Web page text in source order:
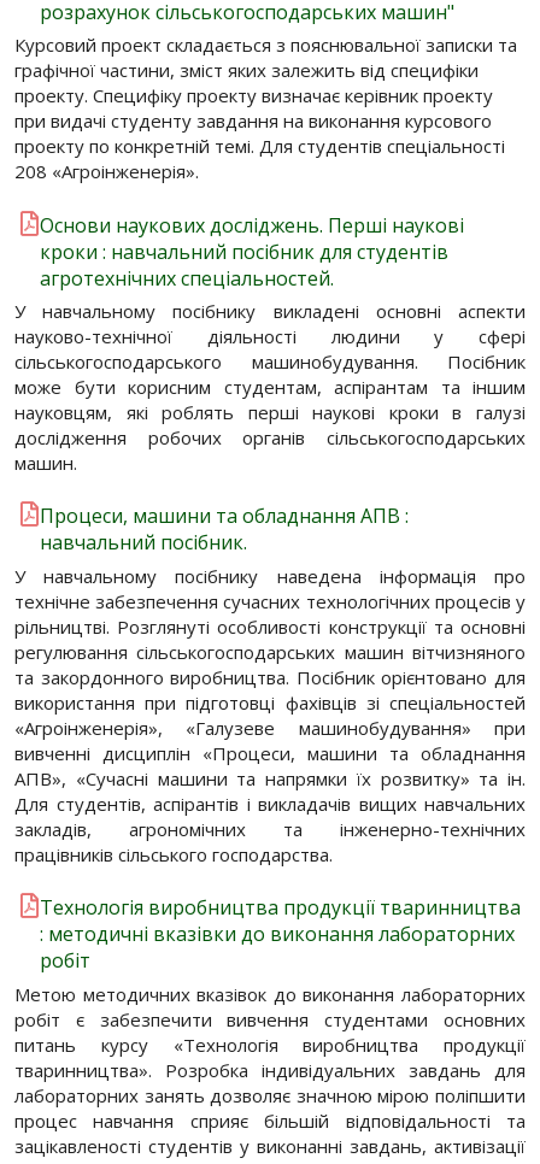
розрахунок сільськогосподарських машин"
Курсовий проект складається з пояснювальної записки та
графічної частини, зміст яких залежить від специфіки
проекту. Специфіку проекту визначає керівник проекту
при видачі студенту завдання на виконання курсового
проекту по конкретній темі. Для студентів спеціальності
208 «Агроінженерія».
Основи наукових досліджень. Перші наукові
кроки : навчальний посібник для студентів
агротехнічних спеціальностей.
У навчальному посібнику викладені основні аспекти
науково-технічної діяльності людини у сфері
сільськогосподарського машинобудування. Посібник
може бути корисним студентам, аспірантам та іншим
науковцям, які роблять перші наукові кроки в галузі
дослідження робочих органів сільськогосподарських
машин.
Процеси, машини та обладнання АПВ :
навчальний посібник.
У навчальному посібнику наведена інформація про
технічне забезпечення сучасних технологічних процесів у
рільництві. Розглянуті особливості конструкції та основні
регулювання сільськогосподарських машин вітчизняного
та закордонного виробництва. Посібник орієнтовано для
використання при підготовці фахівців зі спеціальностей
«Агроінженерія», «Галузеве машинобудування» при
вивченні дисциплін «Процеси, машини та обладнання
АПВ», «Сучасні машини та напрямки їх розвитку» та ін.
Для студентів, аспірантів і викладачів вищих навчальних
закладів, агрономічних та інженерно-технічних
працівників сільського господарства.
Технологія виробництва продукції тваринництва
: методичні вказівки до виконання лабораторних
робіт
Метою методичних вказівок до виконання лабораторних
робіт є забезпечити вивчення студентами основних
питань курсу «Технологія виробництва продукції
тваринництва». Розробка індивідуальних завдань для
лабораторних занять дозволяє значною мірою поліпшити
процес навчання сприяє більшій відповідальності та
зацікавленості студентів у виконанні завдань, активізації